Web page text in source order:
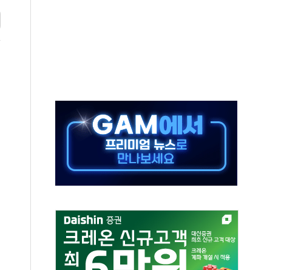
'행복상자' 전달
기 거꾸로' 논란…이틀만에 철거
시간당 30mm 강한 비...호우 피해 없어